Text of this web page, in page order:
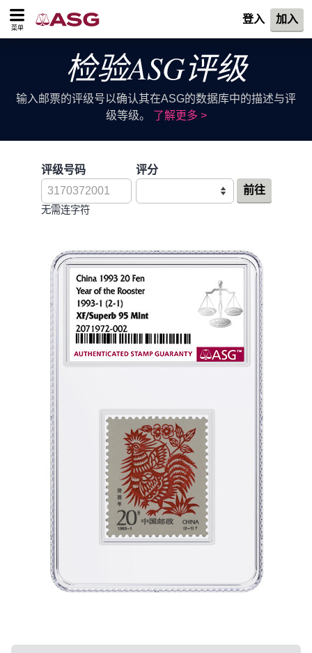
菜单
登入 加入
检验ASG评级
输入邮票的评级号以确认其在ASG的数据库中的描述与评
级等级。 了解更多 >
评级号码
无需连字符
评分
前往